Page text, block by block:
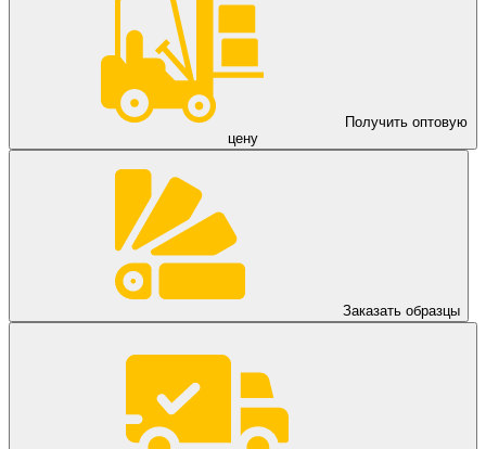
Получить оптовую
цену
Заказать образцы